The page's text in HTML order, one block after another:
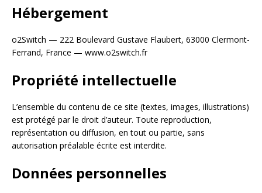
Hébergement
o2Switch — 222 Boulevard Gustave Flaubert, 63000 Clermont-
Ferrand, France — www.o2switch.fr
Propriété intellectuelle
L’ensemble du contenu de ce site (textes, images, illustrations)
est protégé par le droit d’auteur. Toute reproduction,
représentation ou diffusion, en tout ou partie, sans
autorisation préalable écrite est interdite.
Données personnelles